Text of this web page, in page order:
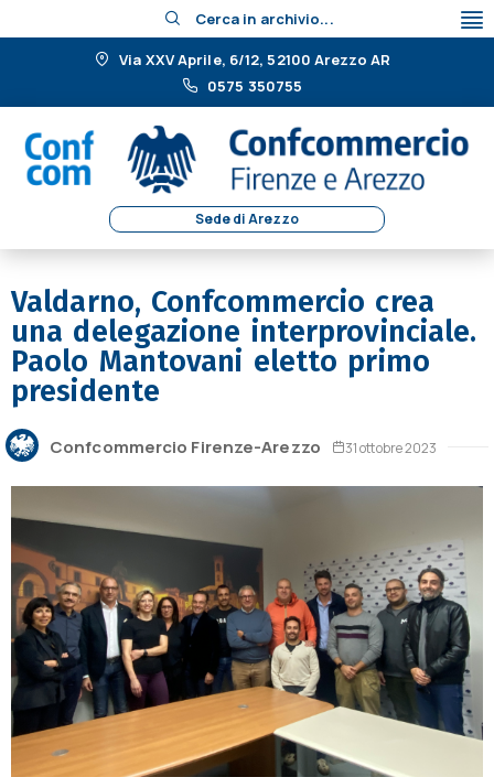
Cerca in archivio...
Via XXV Aprile, 6/12, 52100 Arezzo AR
0575 350755
Sede di Arezzo
Valdarno, Confcommercio crea
una delegazione interprovinciale.
Paolo Mantovani eletto primo
presidente
Confcommercio Firenze-Arezzo 31 ottobre 2023